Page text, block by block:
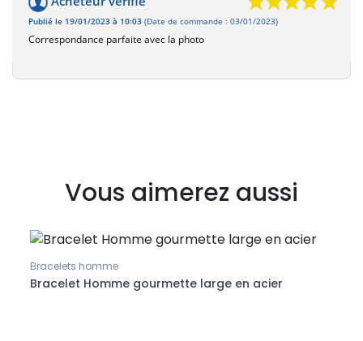
Publié le 19/01/2023 à 10:03 (Date de commande : 03/01/2023)
Correspondance parfaite avec la photo
Vous aimerez aussi
Bracelets homme
Bracelet Homme gourmette large en acier